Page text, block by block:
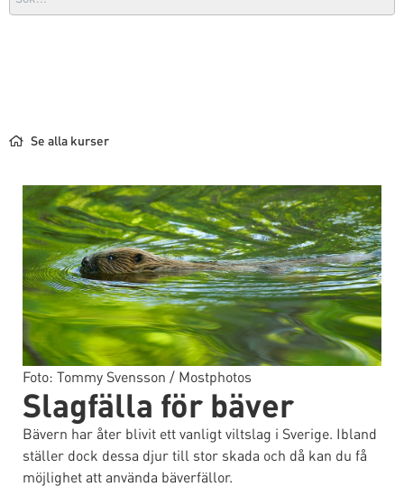
Se alla kurser
Foto: Tommy Svensson / Mostphotos
Slagfälla för bäver
Bävern har åter blivit ett vanligt viltslag i Sverige. Ibland
ställer dock dessa djur till stor skada och då kan du få
möjlighet att använda bäverfällor.